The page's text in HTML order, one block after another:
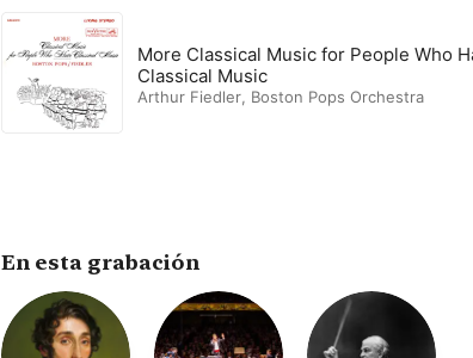
More Classical Music for People Who
Classical Music
Arthur Fiedler, Boston Pops Orchestra
En esta grabación